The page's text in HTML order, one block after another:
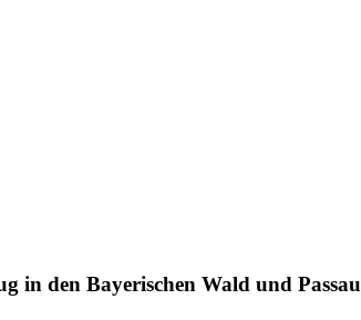
in den Bayerischen Wald und Passau